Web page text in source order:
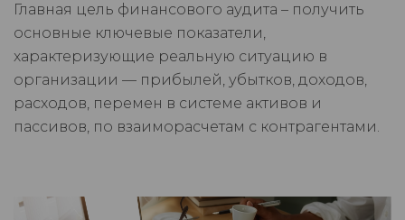
Главная цель финансового аудита – получить
основные ключевые показатели,
характеризующие реальную ситуацию в
организации — прибылей, убытков, доходов,
расходов, перемен в системе активов и
пассивов, по взаиморасчетам с контрагентами.